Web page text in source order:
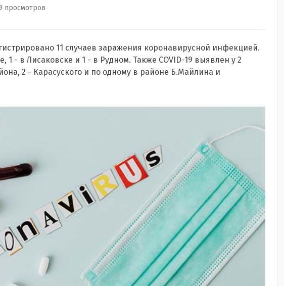
просмотров
11 случаев заражения коронавирусной инфекцией.
1 - в Лисаковске и 1 - в Рудном. Также COVID-19 выявлен у 2
2 - Карасуского и по одному в районе Б.Майлина и